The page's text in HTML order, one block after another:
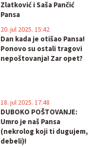
Zlatković i Saša Pančić
Pansa
Dan kada je otišao Pansa!
Ponovo su ostali tragovi
nepoštovanja! Zar opet?
20. jul 2025. 15:42
DUBOKO POŠTOVANJE:
Umro je naš Pansa
(nekrolog koji ti dugujem,
debeli)!
18. jul 2025. 17:48